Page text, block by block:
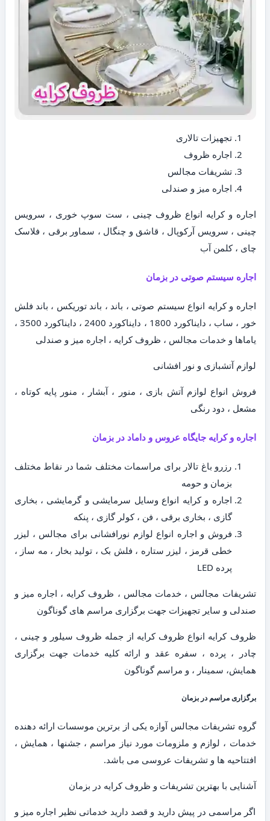
تجهیزات تالاری
اجاره ظروف
تشریفات مجالس
اجاره میز و صندلی
اجاره و کرایه انواع ظروف چینی ، ست سوپ خوری ، سرویس
چینی ، سرویس آرکوپال ، قاشق و چنگال ، سماور برقی ، فلاسک
چای ، کلمن آب
اجاره سیستم صوتی در بزمان
اجاره و کرایه انواع سیستم صوتی ، باند ، باند توریکس ، باند فلش
خور ، ساب ، دایناکورد 1800 ، دایناکورد 2400 ، دایناکورد 3500 ،
یاماها و خدمات مجالس ، ظروف کرایه ، اجاره میز و صندلی
لوازم آتشبازی و نور افشانی
فروش انواع لوازم آتش بازی ، منور ، آبشار ، منور پایه کوتاه ،
مشعل ، دود رنگی
اجاره و کرایه جایگاه عروس و داماد در بزمان
رزرو باغ تالار برای مراسمات مختلف شما در نقاط مختلف
بزمان و حومه
اجاره و کرایه انواع وسایل سرمایشی و گرمایشی ، بخاری
گازی ، بخاری برقی ، فن ، کولر گازی ، پنکه
فروش و اجاره انواع لوازم نورافشانی برای مجالس ، لیزر
خطی قرمز ، لیزر ستاره ، فلش بک ، تولید بخار ، مه ساز ،
پرده LED
تشریفات مجالس ، خدمات مجالس ، ظروف کرایه ، اجاره میز و
صندلی و سایر تجهیزات جهت برگزاری مراسم های گوناگون
ظروف کرایه انواع ظروف کرایه از جمله ظروف سیلور و چینی ،
چادر ، پرده ، سفره عقد و ارائه کلیه خدمات جهت برگزاری
همایش، سمینار ، و مراسم گوناگون
برگزاری مراسم در بزمان
گروه تشریفات مجالس آوازه یکی از برترین موسسات ارائه دهنده
خدمات ، لوازم و ملزومات مورد نیاز مراسم ، جشنها ، همایش ،
افتتاحیه ها و تشریفات عروسی می باشد.
آشنایی با بهترین تشریفات و ظروف کرایه در بزمان
اگر مراسمی در پیش دارید و قصد دارید خدماتی نظیر اجاره میز و